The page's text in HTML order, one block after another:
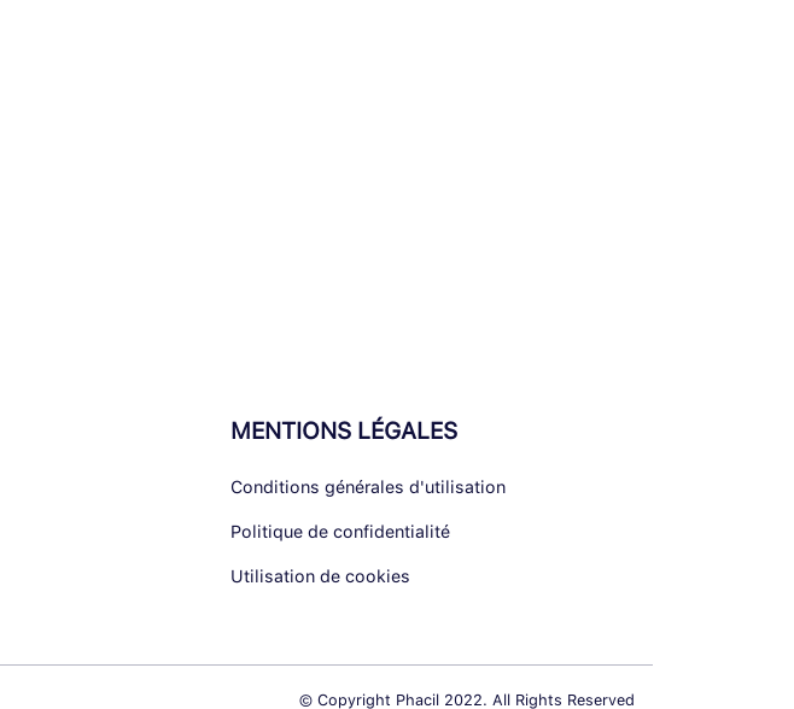
MENTIONS LÉGALES
Conditions générales d'utilisation
Politique de confidentialité
Utilisation de cookies
© Copyright Phacil 2022. All Rights Reserved